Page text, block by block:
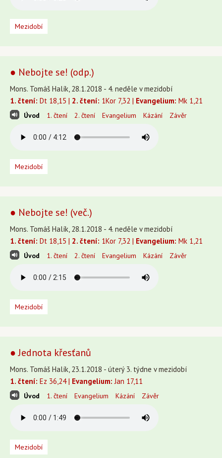
Mezidobí
● Nebojte se! (odp.)
Mons. Tomáš Halík, 28.1.2018 - 4. neděle v mezidobí
1. čtení: Dt 18,15 | 2. čtení: 1Kor 7,32 | Evangelium: Mk 1,21
Úvod 1. čtení 2. čtení Evangelium Kázání Závěr
Mezidobí
● Nebojte se! (več.)
Mons. Tomáš Halík, 28.1.2018 - 4. neděle v mezidobí
1. čtení: Dt 18,15 | 2. čtení: 1Kor 7,32 | Evangelium: Mk 1,21
Úvod 1. čtení 2. čtení Evangelium Kázání Závěr
Mezidobí
● Jednota křesťanů
Mons. Tomáš Halík, 23.1.2018 - úterý 3. týdne v mezidobí
1. čtení: Ez 36,24 | Evangelium: Jan 17,11
Úvod 1. čtení Evangelium Kázání Závěr
Mezidobí